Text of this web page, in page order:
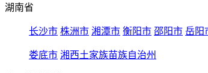
湖南省
长沙市 株洲市 湘潭市 衡阳市 邵阳市 岳阳
娄底市 湘西土家族苗族自治州